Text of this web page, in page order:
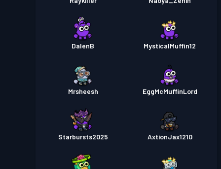
DalenB MysticalMuffin12
Mrsheesh EggMcMuffinLord
Starbursts2025 AxtionJax1210